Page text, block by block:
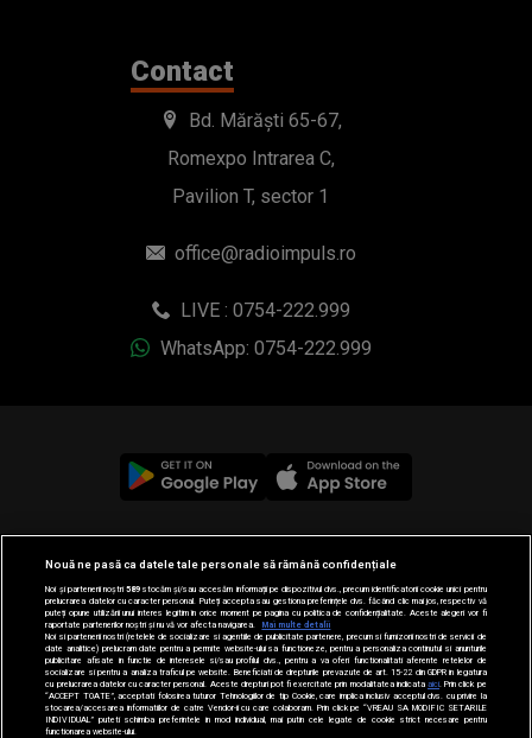
Contact
Bd. Mărăști 65-67,
Romexpo Intrarea C,
Pavilion T, sector 1
office@radioimpuls.ro
LIVE : 0754-222.999
WhatsApp: 0754-222.999
© 2019-2026 DOGAN MEDIA INTERNATIONAL SA, Toate
drepturile rezervate.
Nouă ne pasă ca datele tale personale să rămână confidențiale
Noi și partenerii noștri589stocăm și/sau accesăm informații pe dispozitivul dvs., precum identificatorii cookie unici pentru
prelucrarea datelor cu caracter personal. Puteți accepta sau gestiona preferințele dvs. făcând clic mai jos, respectiv vă
puteți opune utilizării unui interes legitim în orice moment pe pagina cu politica de confidențialitate. Aceste alegeri vor fi
raportate partenerilor noștri și nu vă vor afecta navigarea.
Mai multe detalii
Noi si partenerii nostri (retelele de socializare si agentiile de publicitate partenere, precum si furnizorii nostri de servicii de
date analitice) prelucram date pentru a permite website-ului sa functioneze, pentru a personaliza continutul si anunturile
publicitare afisate in functie de interesele si/sau profilul dvs., pentru a va oferi functionalitati aferente retelelor de
socializare si pentru a analiza traficul pe website. Beneficiati de drepturile prevazute de art. 15-22 din GDPR in legatura
cu prelucrarea datelor cu caracter personal. Aceste drepturi pot fi exercitate prin modalitatea indicataaici . Prin click pe
“ACCEPT TOATE”, acceptati folosirea tuturor Tehnologiilor de tip Cookie, care implica inclusiv acceptul dvs. cu privire la
stocarea/accesarea informatiilor de catre Vendor-ii cu care colaboram. Prin click pe “VREAU SA MODIFIC SETARILE
INDIVIDUAL” puteti schimba preferintele in mod individual, mai putin cele legate de cookie strict necesare pentru
functionarea website-ului.